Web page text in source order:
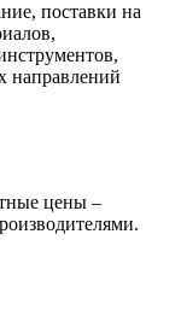
поставки на
направлений
цены –